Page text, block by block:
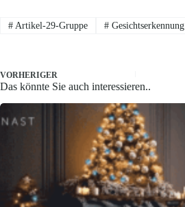
#Artikel-29-Gruppe #Gesichtserkennung
VORHERIGER
Das könnte Sie auch interessieren..